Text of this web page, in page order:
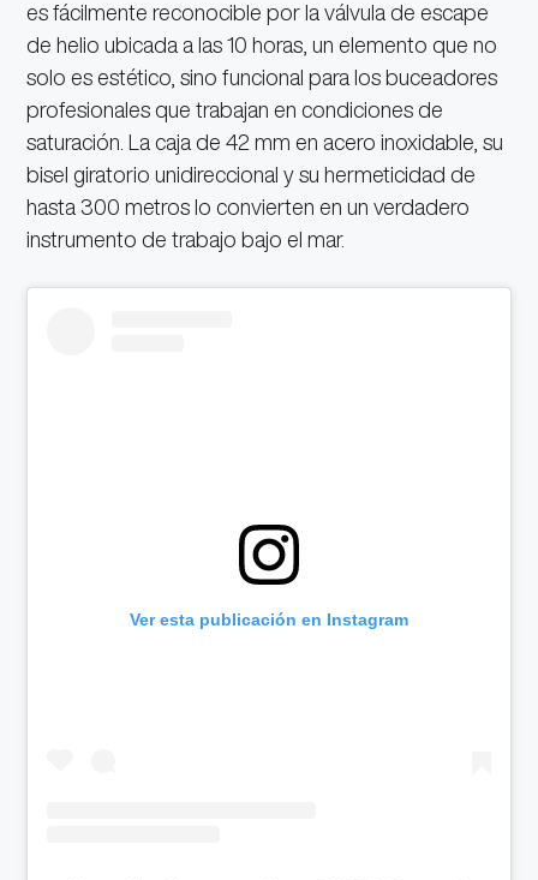
es fácilmente reconocible por la válvula de escape
de helio ubicada a las 10 horas, un elemento que no
solo es estético, sino funcional para los buceadores
profesionales que trabajan en condiciones de
saturación. La caja de 42 mm en acero inoxidable, su
bisel giratorio unidireccional y su hermeticidad de
hasta 300 metros lo convierten en un verdadero
instrumento de trabajo bajo el mar.
Ver esta publicación en Instagram